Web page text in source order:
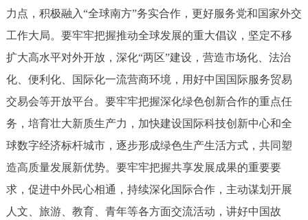
参与调查 在线访谈 图说互动
走进北京
绿色北京 图说北京 视频北京
多语种
力点，积极融入“全球南方”务实合作，更好服务党和国家外交
工作大局。要牢牢把握推动全球发展的重大倡议，坚定不移
扩大高水平对外开放，深化“两区”建设，营造市场化、法治
化、便利化、国际化一流营商环境，用好中国国际服务贸易
交易会等开放平台。要牢牢把握深化绿色创新合作的重点任
务，培育壮大新质生产力，加快建设国际科技创新中心和全
球数字经济标杆城市，逐步形成绿色生产生活方式，共同塑
造高质量发展新优势。要牢牢把握共享发展成果的重要要
求，促进中外民心相通，持续深化国际合作，主动谋划开展
人文、旅游、教育、青年等各方面交流活动，讲好中国故